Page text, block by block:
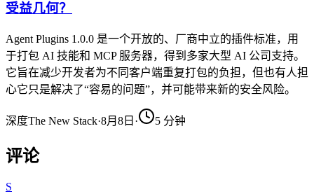
受益几何？
Agent Plugins 1.0.0 是一个开放的、厂商中立的插件标准，用
于打包 AI 技能和 MCP 服务器，得到多家大型 AI 公司支持。
它旨在减少开发者为不同客户端重复打包的负担，但也有人担
心它只是解决了“容易的问题”，并可能带来新的安全风险。
深度The New Stack·8月8日 · 5 分钟
评论
S